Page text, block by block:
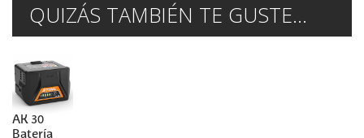
QUIZÁS TAMBIÉN TE GUSTE...
AK 30
Batería